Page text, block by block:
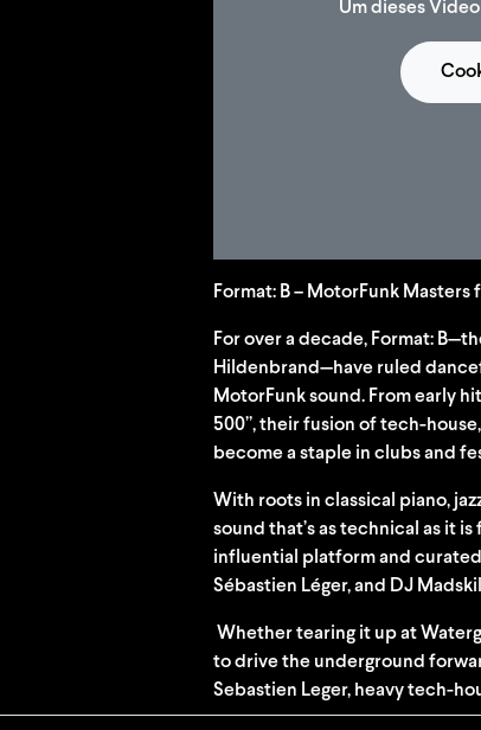
Um dieses
Format: B – MotorFunk Masters
For over a decade, Format:
Hildenbrand—have ruled
MotorFunk sound. From early
500”, their fusion of tech-
become a staple in clubs and
With roots in classical piano,
sound that’s as technical as it
influential platform and
Sébastien Léger, and DJ
Whether tearing it up at
to drive the underground
Sebastien Leger, heavy tech-